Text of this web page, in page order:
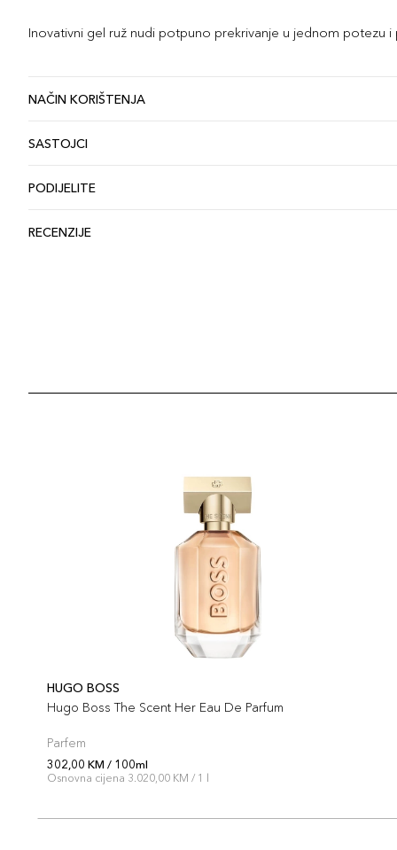
Inovativni gel ruž nudi potpuno prekrivanje u jednom potezu
NAČIN KORIŠTENJA
SASTOJCI
PODIJELITE
RECENZIJE
HUGO BOSS
Hugo Boss The Scent Her Eau De Parfum
Parfem
302,00 KM / 100ml
Osnovna cijena 3.020,00 KM / 1 l